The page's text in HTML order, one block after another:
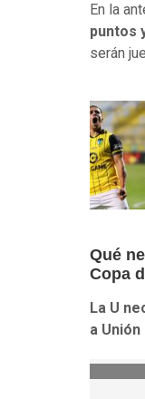
En la
puntos
serán
Qué
Copa
La U
a